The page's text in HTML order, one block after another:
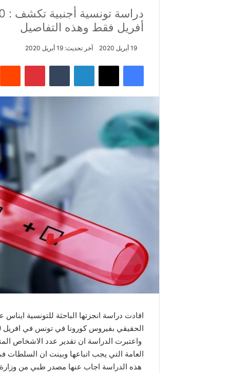
أفريل فقط وهذه التفاصيل
19 أبريل 2020 آخر تحديث: 19 أبريل 2020
فيسبوك لينكدإن بينتيريست
افادت دراسة انجزتها الباحثة للتونسية
الحقيقي بفيروس كورونا في تونس في افريل 2020 يبلغ حوالي 5580 شخصا.
العامة التي يجب اتباعها وبينت ان
هذه الدراسة اجاب عنها مصدر طبي من وزارة